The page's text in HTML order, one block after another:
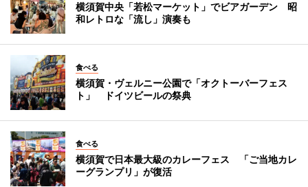
横須賀中央「若松マーケット」でビアガーデン 昭
和レトロな「流し」演奏も
食べる
横須賀・ヴェルニー公園で「オクトーバーフェス
ト」 ドイツビールの祭典
食べる
横須賀で日本最大級のカレーフェス 「ご当地カレ
ーグランプリ」が復活